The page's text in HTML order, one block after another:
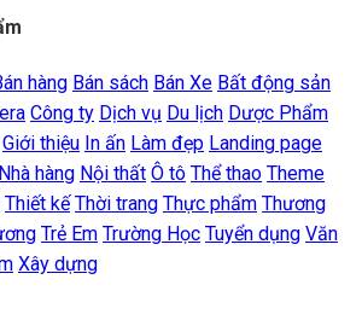
hàng Bán sách Bán Xe Bất động sản
Công ty Dịch vụ Du lịch Dược Phẩm
Giới thiệu In ấn Làm đẹp Landing page
Nhà hàng Nội thất Ô tô Thể thao Theme
Thiết kế Thời trang Thực phẩm Thương
Trẻ Em Trường Học Tuyển dụng Văn
Xây dựng